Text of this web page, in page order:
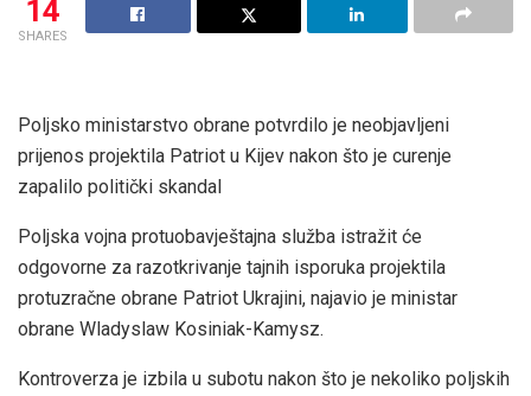
14
SHARES
Poljsko ministarstvo obrane potvrdilo je neobjavljeni
prijenos projektila Patriot u Kijev nakon što je curenje
zapalilo politički skandal
Poljska vojna protuobavještajna služba istražit će
odgovorne za razotkrivanje tajnih isporuka projektila
protuzračne obrane Patriot Ukrajini, najavio je ministar
obrane Wladyslaw Kosiniak-Kamysz.
Kontroverza je izbila u subotu nakon što je nekoliko poljskih